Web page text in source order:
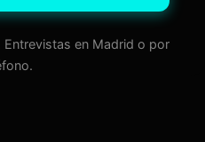
en Madrid o por